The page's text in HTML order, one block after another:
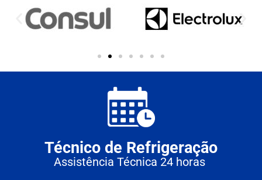
Técnico de Refrigeração
Assistência Técnica 24 horas